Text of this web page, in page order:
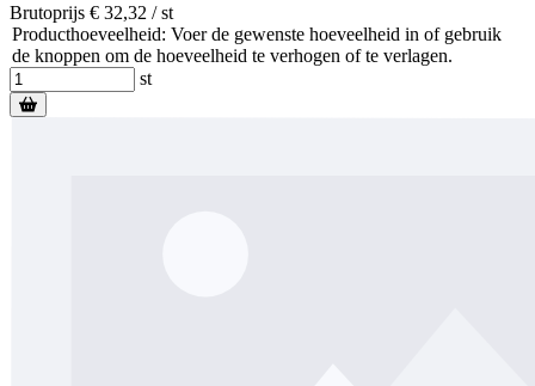
Brutoprijs € 32,32 / st
Producthoeveelheid: Voer de gewenste hoeveelheid in of gebruik
de knoppen om de hoeveelheid te verhogen of te verlagen.
st